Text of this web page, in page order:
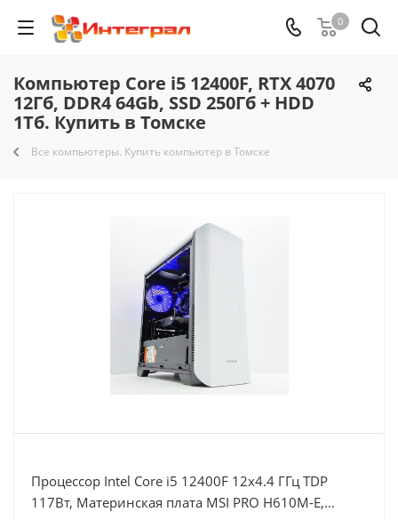
0
Компьютер Core i5 12400F, RTX 4070
12Гб, DDR4 64Gb, SSD 250Гб + HDD
1Тб. Купить в Томске
Все компьютеры. Купить компьютер в Томске
Процессор Intel Core i5 12400F 12x4.4 ГГц TDP
117Вт, Материнская плата MSI PRO H610M-E,